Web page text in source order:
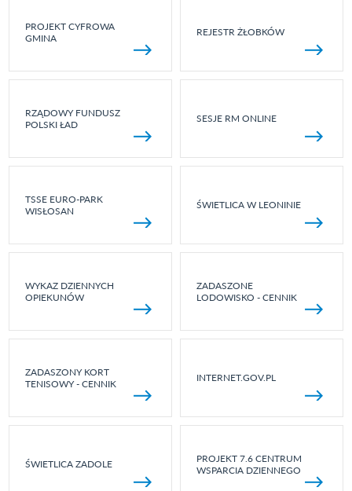
PROJEKT CYFROWA
GMINA
REJESTR ŻŁOBKÓW
RZĄDOWY FUNDUSZ
POLSKI ŁAD
SESJE RM ONLINE
TSSE EURO-PARK
WISŁOSAN
ŚWIETLICA W LEONINIE
WYKAZ DZIENNYCH
OPIEKUNÓW
ZADASZONE
LODOWISKO - CENNIK
ZADASZONY KORT
TENISOWY - CENNIK
INTERNET.GOV.PL
ŚWIETLICA ZADOLE
PROJEKT 7.6 CENTRUM
WSPARCIA DZIENNEGO